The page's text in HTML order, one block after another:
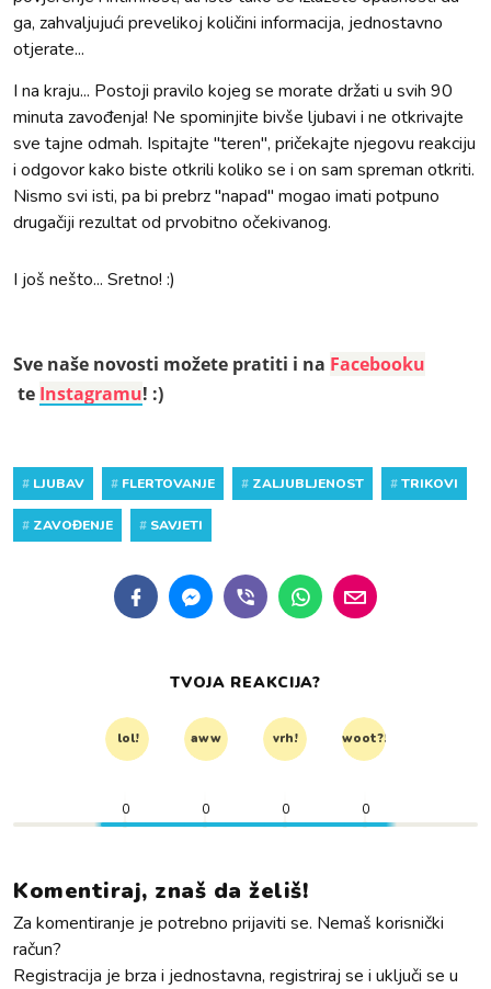
ga, zahvaljujući prevelikoj količini informacija, jednostavno
otjerate...
I na kraju... Postoji pravilo kojeg se morate držati u svih 90
minuta zavođenja! Ne spominjite bivše ljubavi i ne otkrivajte
sve tajne odmah. Ispitajte "teren", pričekajte njegovu reakciju
i odgovor kako biste otkrili koliko se i on sam spreman otkriti.
Nismo svi isti, pa bi prebrz "napad" mogao imati potpuno
drugačiji rezultat od prvobitno očekivanog.
I još nešto... Sretno! :)
Sve naše novosti možete pratiti i na Facebooku
te Instagramu! :)
# LJUBAV # FLERTOVANJE # ZALJUBLJENOST #TRIKOVI
# ZAVOĐENJE # SAVJETI
TVOJA REAKCIJA?
lol! aww vrh! woot?!
0 0 0 0
Komentiraj, znaš da želiš!
Za komentiranje je potrebno prijaviti se. Nemaš korisnički
račun?
Registracija je brza i jednostavna, registriraj se i uključi se u